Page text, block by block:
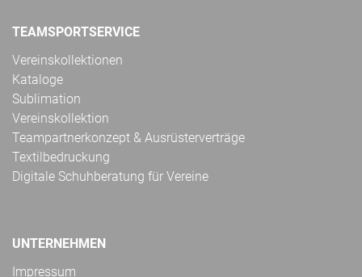
TEAMSPORTSERVICE
Vereinskollektionen
Kataloge
Sublimation
Vereinskollektion
Teampartnerkonzept & Ausrüsterverträge
Textilbedruckung
Digitale Schuhberatung für Vereine
UNTERNEHMEN
Impressum